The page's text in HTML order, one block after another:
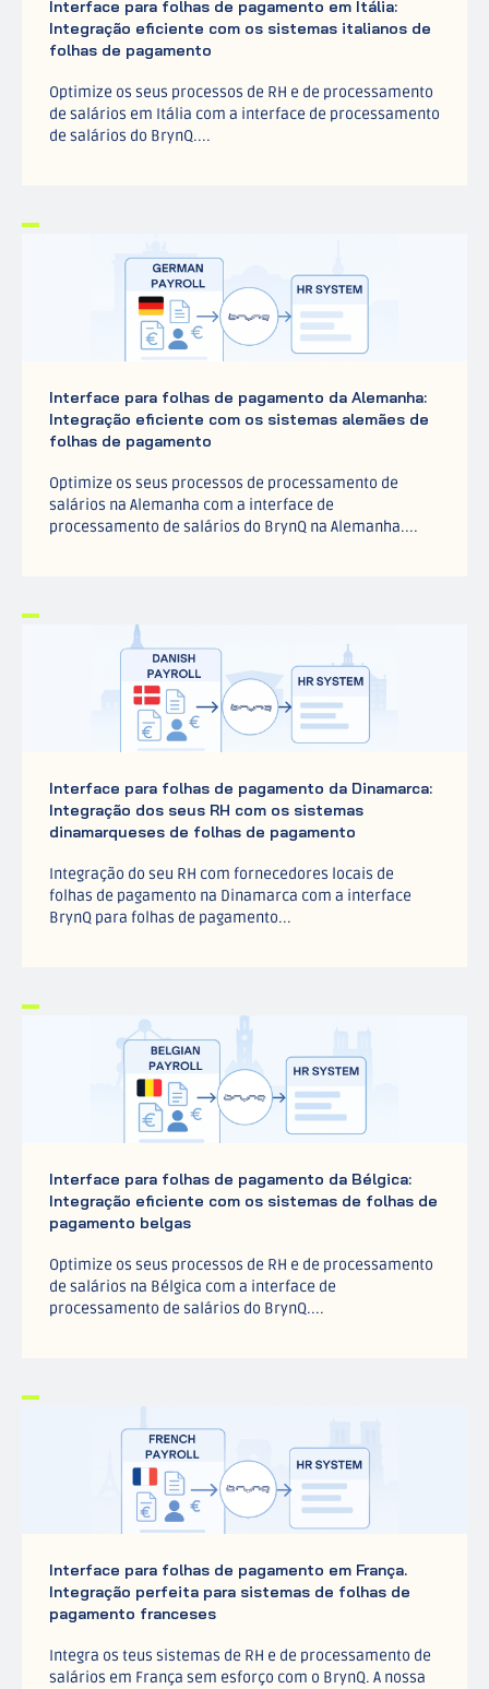
Interface para folhas de pagamento em Itália:
Integração eficiente com os sistemas italianos de
folhas de pagamento
Optimize os seus processos de RH e de processamento
de salários em Itália com a interface de processamento
de salários do BrynQ....
Interface para folhas de pagamento da Alemanha:
Integração eficiente com os sistemas alemães de
folhas de pagamento
Optimize os seus processos de processamento de
salários na Alemanha com a interface de
processamento de salários do BrynQ na Alemanha....
Interface para folhas de pagamento da Dinamarca:
Integração dos seus RH com os sistemas
dinamarqueses de folhas de pagamento
Integração do seu RH com fornecedores locais de
folhas de pagamento na Dinamarca com a interface
BrynQ para folhas de pagamento...
Interface para folhas de pagamento da Bélgica:
Integração eficiente com os sistemas de folhas de
pagamento belgas
Optimize os seus processos de RH e de processamento
de salários na Bélgica com a interface de
processamento de salários do BrynQ....
Interface para folhas de pagamento em França.
Integração perfeita para sistemas de folhas de
pagamento franceses
Integra os teus sistemas de RH e de processamento de
salários em França sem esforço com o BrynQ. A nossa